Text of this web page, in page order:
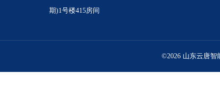
期)1号楼415房间
©2026 山东云唐